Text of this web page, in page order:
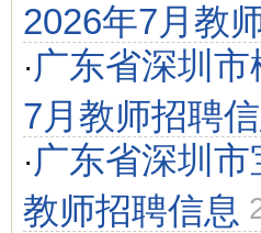
2026年7月教
· 广东省深圳
7月教师招聘
· 广东省深圳
教师招聘信息